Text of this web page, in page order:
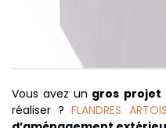
Vous avez un gros projet
réaliser ?FLANDRES